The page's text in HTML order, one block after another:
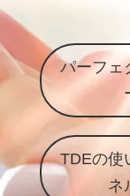
パーフェ
TDEの使
ネ